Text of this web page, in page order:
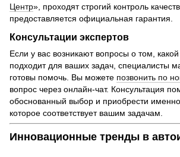
Центр», проходят строгий контроль
предоставляется официальная гарантия.
Консультации экспертов
Если у вас возникают вопросы о том,
подходит для ваших задач, специалисты
готовы помочь. Вы можете позвонить по
вопрос через онлайн-чат. Консультация
обоснованный выбор и приобрести
которое соответствует вашим задачам.
Инновационные тренды в